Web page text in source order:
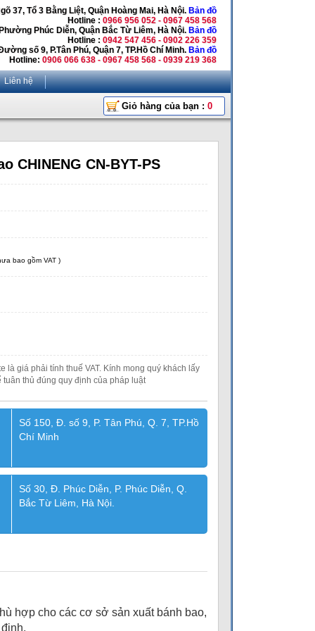
37, Tổ 3 Bằng Liệt, Quận Hoàng Mai, Hà Nội. Bản đồ
Hotline : 0966 956 052 - 0967 458 568
Phúc Diễn, Quận Bắc Từ Liêm, Hà Nội. Bản đồ
Hotline : 0942 547 456 - 0902 226 359
số 9, P.Tân Phú, Quận 7, TP.Hồ Chí Minh. Bản đồ
Hotline: 0906 066 638 - 0967 458 568 - 0939 219 368
Liên hệ
Giỏ hàng của bạn : 0
CHINENG CN-BYT-PS
bao gồm VAT )
là giá phải tính thuế VAT. Kính mong quý khách lấy
thủ đúng quy định của pháp luật
Số 150, Đ. số 9, P. Tân Phú, Q. 7, TP.Hồ
Chí Minh
Số 30, Đ. Phúc Diễn, P. Phúc Diễn, Q.
Bắc Từ Liêm, Hà Nội.
hợp cho các cơ sở sản xuất bánh bao,